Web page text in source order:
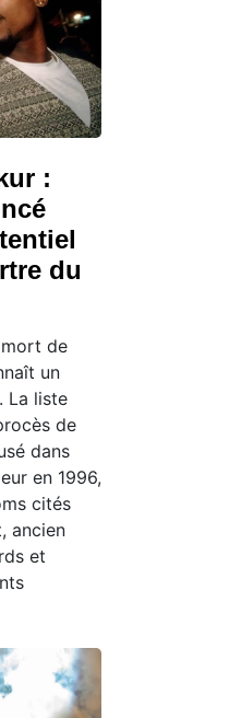
:
du
de
un
La liste
de
dans
en 1996,
cités
ancien
et